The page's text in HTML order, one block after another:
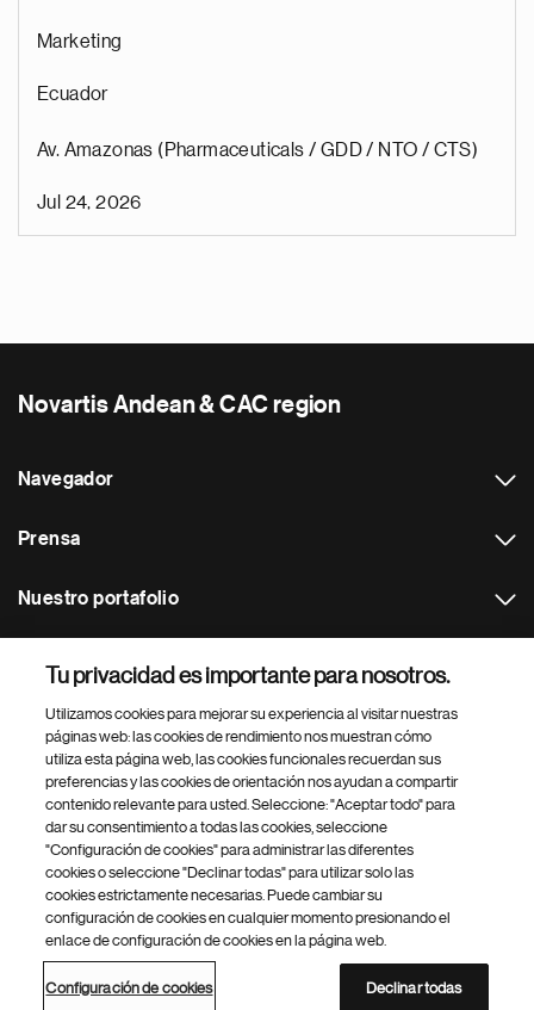
Marketing
Ecuador
Av. Amazonas (Pharmaceuticals / GDD / NTO / CTS)
Jul 24, 2026
Novartis Andean & CAC region
Navegador
Prensa
Nuestro portafolio
Footer Site Search
inferior
del
© 2026 Novartis AG
Política de privacidad Términos de uso
Accesibilidad
Configuración de cookies
Mapa del sitio
Tu privacidad es importante para nosotros.
Utilizamos cookies para mejorar su experiencia al visitar nuestras
páginas web: las cookies de rendimiento nos muestran cómo
utiliza esta página web, las cookies funcionales recuerdan sus
preferencias y las cookies de orientación nos ayudan a compartir
contenido relevante para usted. Seleccione: "Aceptar todo" para
dar su consentimiento a todas las cookies, seleccione
"Configuración de cookies" para administrar las diferentes
cookies o seleccione "Declinar todas" para utilizar solo las
cookies estrictamente necesarias. Puede cambiar su
configuración de cookies en cualquier momento presionando el
enlace de configuración de cookies en la página web.
Configuración de cookies Declinar todas